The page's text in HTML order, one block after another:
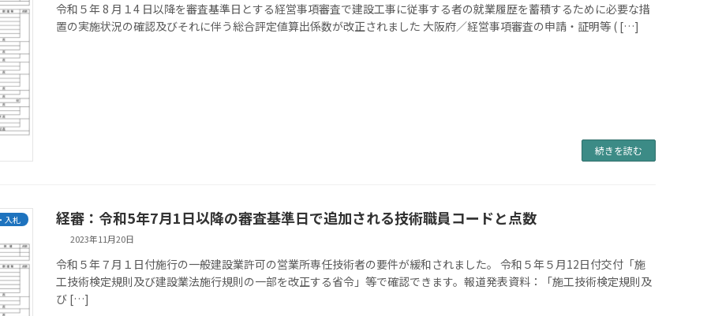
令和５年 8 月１4 日以降を審査基準日とする経営事項審査で建設工事に従事する者の就業履歴を蓄積するために必要な措
置の実施状況の確認及びそれに伴う総合評定値算出係数が改正されました 大阪府／経営事項審査の申請・証明等 ( […]
続きを読む
入札 経審：令和5年7月1日以降の審査基準日で追加される技術職員コードと点数
2023年11月20日
令和５年７月１日付施行の一般建設業許可の営業所専任技術者の要件が緩和されました。 令和５年５月12日付交付「施
工技術検定規則及び建設業法施行規則の一部を改正する省令」等で確認できます。報道発表資料：「施工技術検定規則及
び […]